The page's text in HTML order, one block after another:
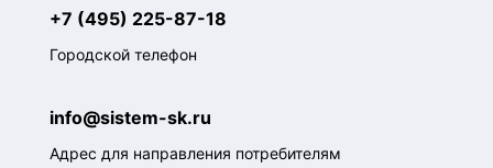
+7 (495) 225-87-18
Городской телефон
info@sistem-sk.ru
Адрес для направления потребителям